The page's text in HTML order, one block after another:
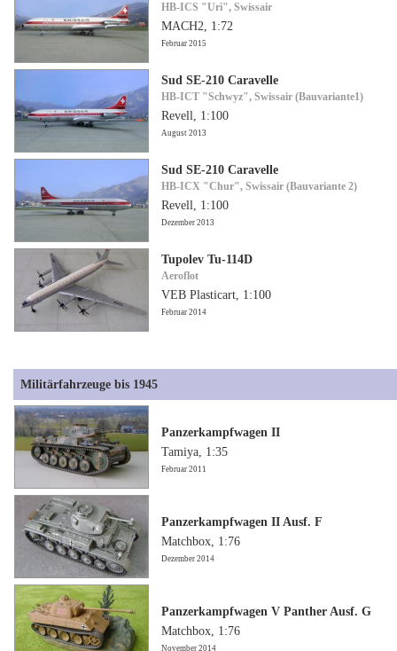
HB-ICS "Uri", Swissair
MACH2, 1:72
Februar 2015
Sud SE-210 Caravelle
HB-ICT "Schwyz", Swissair (Bauvariante1)
Revell, 1:100
August 2013
Sud SE-210 Caravelle
HB-ICX "Chur", Swissair (Bauvariante 2)
Revell, 1:100
Dezember 2013
Tupolev Tu-114D
Aeroflot
VEB Plasticart, 1:100
Februar 2014
Militärfahrzeuge bis 1945
Panzerkampfwagen II
Tamiya, 1:35
Februar 2011
Panzerkampfwagen II Ausf. F
Matchbox, 1:76
Dezember 2014
Panzerkampfwagen V Panther Ausf. G
Matchbox, 1:76
November 2014